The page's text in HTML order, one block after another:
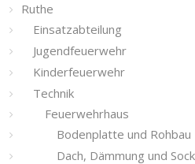
Ruthe
Einsatzabteilung
Jugendfeuerwehr
Kinderfeuerwehr
Technik
Feuerwehrhaus
Bodenplatte und Rohbau
Dach, Dämmung und